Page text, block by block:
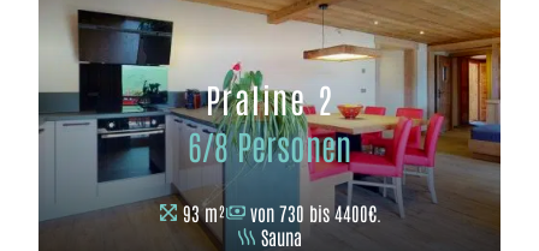
Praline 2
6/8 Personen
93 m²
von 730 bis 4400€.
Sauna